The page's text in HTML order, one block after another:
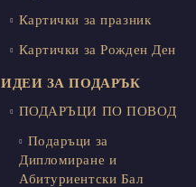
Картички за празник
Картички за Рожден Ден
ИДЕИ ЗА ПОДАРЪК
ПОДАРЪЦИ ПО ПОВОД
Подаръци за
Дипломиране и
Абитуриентски Бал